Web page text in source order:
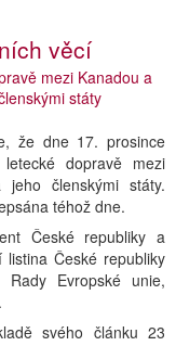
věcí
mezi Kanadou a
státy
že dne 17. prosince
dopravě mezi
jeho členskými státy.
téhož dne.
České republiky a
České republiky
Evropské unie,
svého článku 23